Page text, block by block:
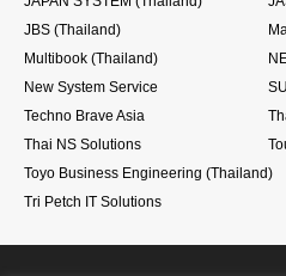
JBS (Thailand)
Multibook (Thailand)
New System Service
Techno Brave Asia
Thai NS Solutions
Toyo Business Engineering (Thailand)
Tri Petch IT Solutions